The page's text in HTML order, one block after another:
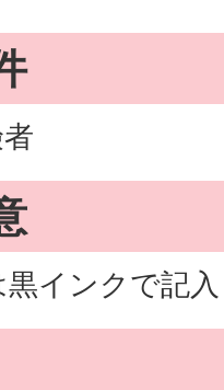
インクで記